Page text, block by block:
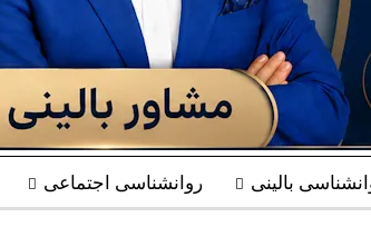
بالینی روانشناسی اجتماعی